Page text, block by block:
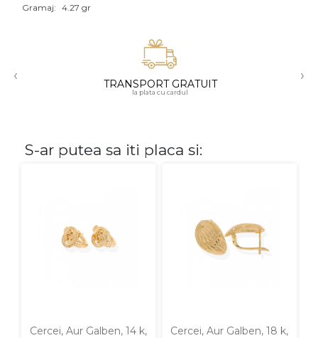
18K
Gramaj: 4.27 gr
‹ TRANSPORT GRATUIT
la plata cu cardul
›
S-ar putea sa iti placa si:
Cercei, Aur Galben, 14 k,
Cercei, Aur Galben, 18 k,